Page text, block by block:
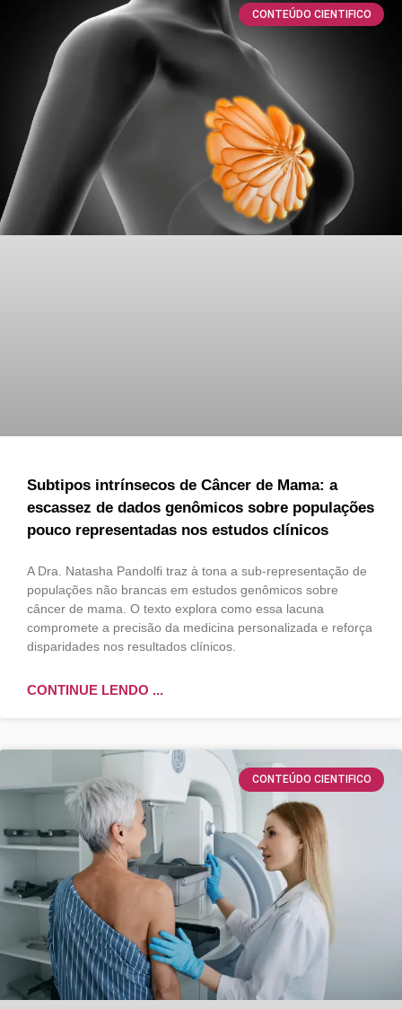
CONTEÚDO CIENTIFICO
Subtipos intrínsecos de Câncer de Mama: a
escassez de dados genômicos sobre populações
pouco representadas nos estudos clínicos
A Dra. Natasha Pandolfi traz à tona a sub-representação de
populações não brancas em estudos genômicos sobre
câncer de mama. O texto explora como essa lacuna
compromete a precisão da medicina personalizada e reforça
disparidades nos resultados clínicos.
CONTINUE LENDO ...
CONTEÚDO CIENTIFICO